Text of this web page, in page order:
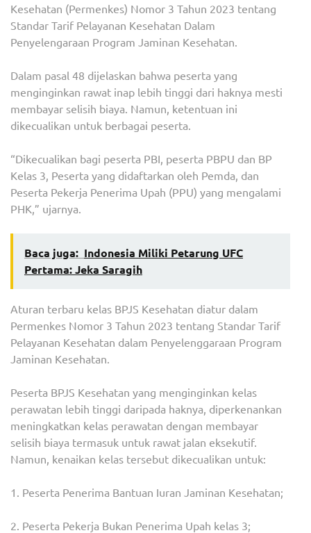
Kesehatan (Permenkes) Nomor 3 Tahun 2023 tentang
Standar Tarif Pelayanan Kesehatan Dalam
Penyelengaraan Program Jaminan Kesehatan.
Dalam pasal 48 dijelaskan bahwa peserta yang
menginginkan rawat inap lebih tinggi dari haknya mesti
membayar selisih biaya. Namun, ketentuan ini
dikecualikan untuk berbagai peserta.
“Dikecualikan bagi peserta PBI, peserta PBPU dan BP
Kelas 3, Peserta yang didaftarkan oleh Pemda, dan
Peserta Pekerja Penerima Upah (PPU) yang mengalami
PHK,” ujarnya.
Baca juga: Indonesia Miliki Petarung UFC
Pertama: Jeka Saragih
Aturan terbaru kelas BPJS Kesehatan diatur dalam
Permenkes Nomor 3 Tahun 2023 tentang Standar Tarif
Pelayanan Kesehatan dalam Penyelenggaraan Program
Jaminan Kesehatan.
Peserta BPJS Kesehatan yang menginginkan kelas
perawatan lebih tinggi daripada haknya, diperkenankan
meningkatkan kelas perawatan dengan membayar
selisih biaya termasuk untuk rawat jalan eksekutif.
Namun, kenaikan kelas tersebut dikecualikan untuk:
1. Peserta Penerima Bantuan Iuran Jaminan Kesehatan;
2. Peserta Pekerja Bukan Penerima Upah kelas 3;